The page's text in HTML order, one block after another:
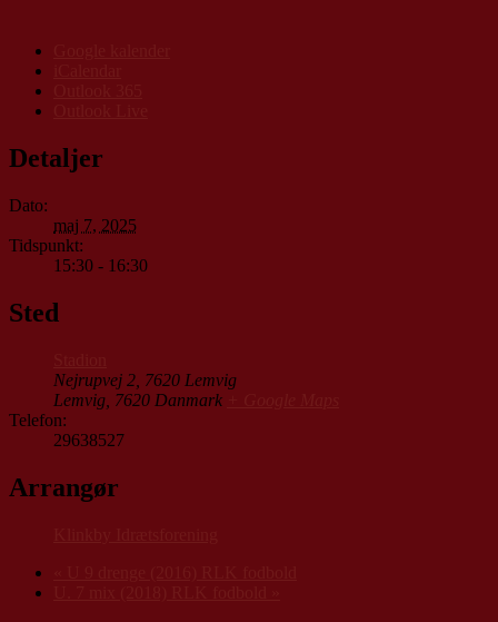
Detaljer
Dato:
maj 7, 2025
Tidspunkt:
15:30 - 16:30
Sted
Nejrupvej 2, 7620 Lemvig
Lemvig 7620 Danmark
Telefon:
29638527
Arrangør